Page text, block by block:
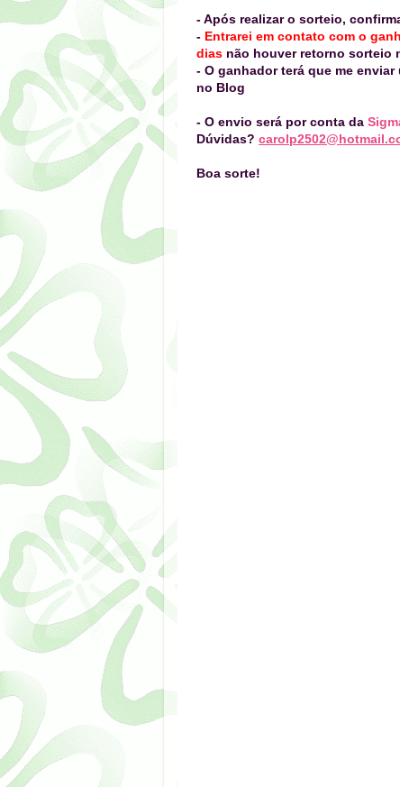
- Após realizar o sorteio,
- Entrarei em contato com o
dias não houver retorno sorteio
- O ganhador terá que me
no Blog
- O envio será por conta da
Dúvidas?
Boa sorte!